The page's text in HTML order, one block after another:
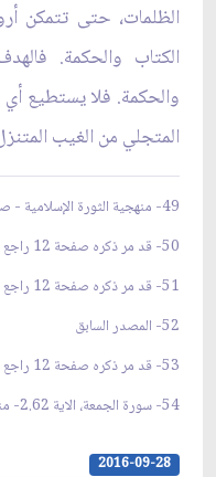
الظلمات، حتى تتمكن
الكتاب والحكمة.
والحكمة. فلا يستطيع
المتجلي من الغيب
49- منهجية الثورة الإسلامية - صفحة 91.
50- قد مر ذكره صفحة 12 راجع ذلك.
51- قد مر ذكره صفحة 12 راجع ذلك.
52- المصدر السابق
53- قد مر ذكره صفحة 12 راجع ذلك.
54- سورة الجمعة، الاية 2.62- منهجية الثورة الإسلامية - صفحة 95.
2016-09-28